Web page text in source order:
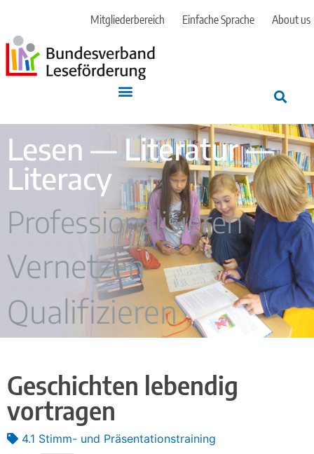
Mitgliederbereich Einfache Sprache About us
Lesen — Literatur —
Literacy
Professionalisieren
Vernetzen
Qualifizieren
Geschichten lebendig
vortragen
4.1 Stimm- und Präsentationstraining